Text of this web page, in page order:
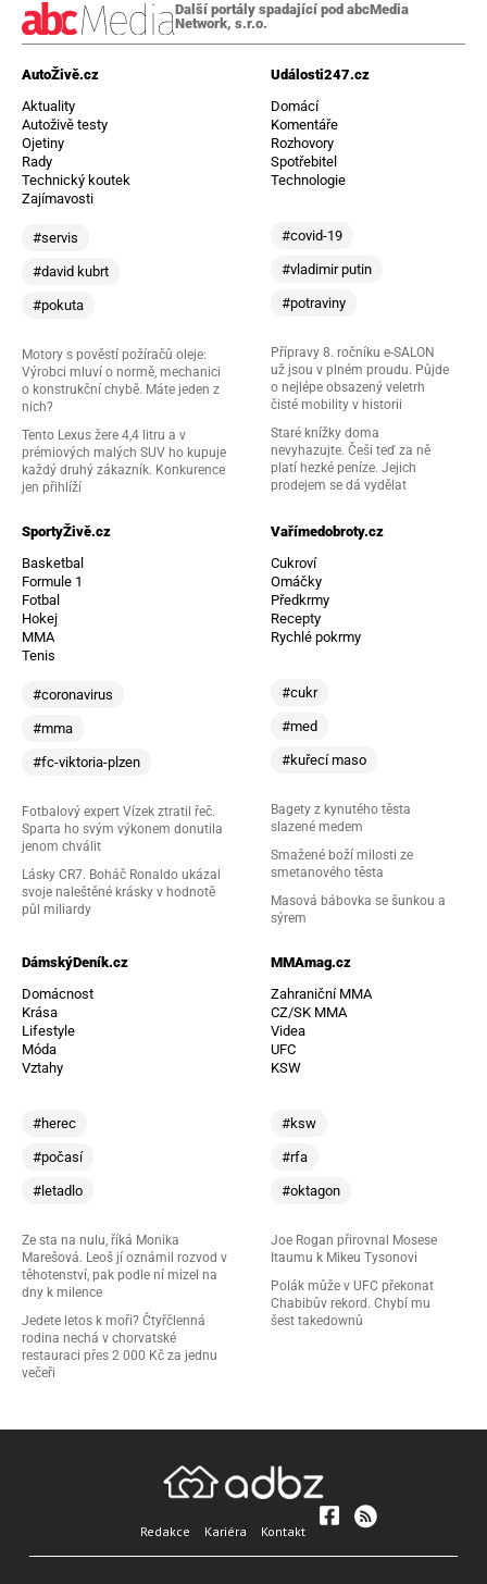
Další portály spadající pod abcMedia
Network, s.r.o.
AutoŽivě.cz
Aktuality
Autoživě testy
Ojetiny
Rady
Technický koutek
Zajímavosti
#servis
#david kubrt
#pokuta
Motory s pověstí požíračů oleje:
Výrobci mluví o normě, mechanici
o konstrukční chybě. Máte jeden z
nich?
Tento Lexus žere 4,4 litru a v
prémiových malých SUV ho kupuje
každý druhý zákazník. Konkurence
jen přihlíží
Události247.cz
Domácí
Komentáře
Rozhovory
Spotřebitel
Technologie
#covid-19
#vladimir putin
#potraviny
Přípravy 8. ročníku e-SALON
už jsou v plném proudu. Půjde
o nejlépe obsazený veletrh
čisté mobility v historii
Staré knížky doma
nevyhazujte. Češi teď za ně
platí hezké peníze. Jejich
prodejem se dá vydělat
SportyŽivě.cz
Basketbal
Formule 1
Fotbal
Hokej
MMA
Tenis
#coronavirus
#mma
#fc-viktoria-plzen
Fotbalový expert Vízek ztratil řeč.
Sparta ho svým výkonem donutila
jenom chválit
Lásky CR7. Boháč Ronaldo ukázal
svoje naleštěné krásky v hodnotě
půl miliardy
Vařímedobroty.cz
Cukroví
Omáčky
Předkrmy
Recepty
Rychlé pokrmy
#cukr
#med
#kuřecí maso
Bagety z kynutého těsta
slazené medem
Smažené boží milosti ze
smetanového těsta
Masová bábovka se šunkou a
sýrem
DámskýDeník.cz
Domácnost
Krása
Lifestyle
Móda
Vztahy
#herec
#počasí
#letadlo
Ze sta na nulu, říká Monika
Marešová. Leoš jí oznámil rozvod v
těhotenství, pak podle ní mizel na
dny k milence
Jedete letos k moři? Čtyřčlenná
rodina nechá v chorvatské
restauraci přes 2 000 Kč za jednu
večeři
MMAmag.cz
Zahraniční MMA
CZ/SK MMA
Videa
UFC
KSW
#ksw
#rfa
#oktagon
Joe Rogan přirovnal Mosese
Itaumu k Mikeu Tysonovi
Polák může v UFC překonat
Chabibův rekord. Chybí mu
šest takedownů
Redakce Kariéra Kontakt